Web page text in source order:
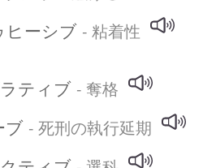
ヒーシブ - 粘着性
ティブ - 奪格
ブ - 死刑の執行延期